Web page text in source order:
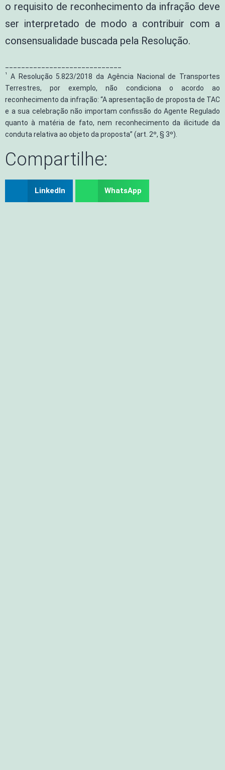
o requisito de reconhecimento da infração deve
ser interpretado de modo a contribuir com a
consensualidade buscada pela Resolução.
¹
A Resolução 5.823/2018 da Agência Nacional de Transportes
Terrestres, por exemplo, não condiciona o acordo ao
reconhecimento da infração: “A apresentação de proposta de TAC
e a sua celebração não importam confissão do Agente Regulado
quanto à matéria de fato, nem reconhecimento da ilicitude da
conduta relativa ao objeto da proposta” (art. 2º, § 3º).
Compartilhe:
LinkedIn WhatsApp